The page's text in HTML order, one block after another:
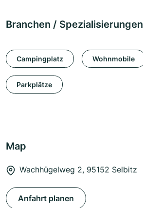
Branchen / Spezialisierungen
Campingplatz Wohnmobile
Parkplätze
Map
Wachhügelweg 2, 95152 Selbitz
Anfahrt planen